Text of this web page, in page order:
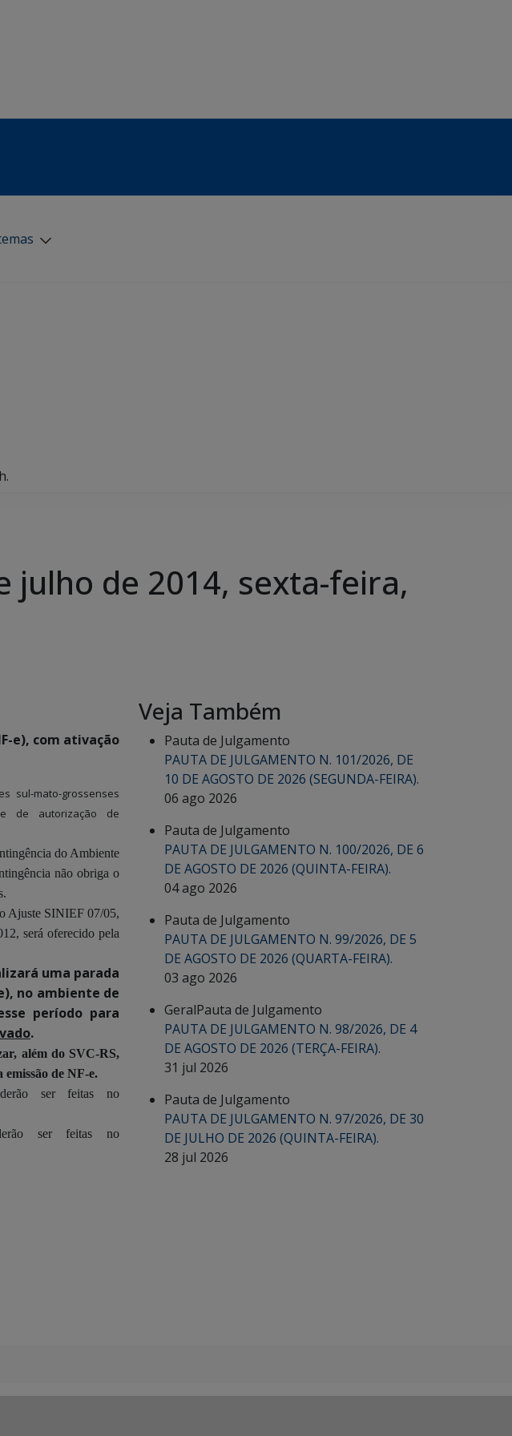
julho de 2014, sexta-feira,
e), com ativação
sul-mato-grossenses
de autorização de
do Ambiente
não obriga o
Ajuste SINIEF 07/05,
será oferecido pela
uma parada
no ambiente de
período para
.
além do SVC-RS,
de NF-e.
ser feitas no
ser feitas no
Veja Também
Pauta de Julgamento
PAUTA DE JULGAMENTO N. 101/2026, DE
10 DE AGOSTO DE 2026 (SEGUNDA-FEIRA).
06 ago 2026
Pauta de Julgamento
PAUTA DE JULGAMENTO N. 100/2026, DE 6
DE AGOSTO DE 2026 (QUINTA-FEIRA).
04 ago 2026
Pauta de Julgamento
PAUTA DE JULGAMENTO N. 99/2026, DE 5
DE AGOSTO DE 2026 (QUARTA-FEIRA).
03 ago 2026
GeralPauta de Julgamento
PAUTA DE JULGAMENTO N. 98/2026, DE 4
DE AGOSTO DE 2026 (TERÇA-FEIRA).
31 jul 2026
Pauta de Julgamento
PAUTA DE JULGAMENTO N. 97/2026, DE 30
DE JULHO DE 2026 (QUINTA-FEIRA).
28 jul 2026